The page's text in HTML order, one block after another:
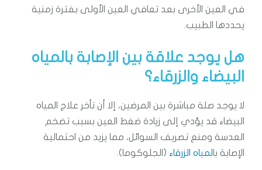
في العين الأخرى بعد تعافي العين الأولى بفترة زمنية
يحددها الطبيب.
هل يوجد علاقة بين الإصابة بالمياه
البيضاء والزرقاء؟
لا يوجد صلة مباشرة بين المرضين، إلا أن تأخر علاج المياه
البيضاء قد يؤدي إلى زيادة ضغط العين بسبب تضخم
العدسة ومنع تصريف السوائل، مما يزيد من احتمالية
الإصابة بالمياه الزرقاء (الجلوكوما).